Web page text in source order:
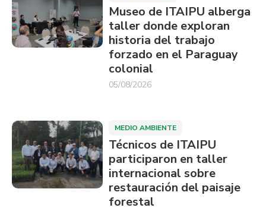
Museo de ITAIPU alberga
taller donde exploran
historia del trabajo
forzado en el Paraguay
colonial
05/08/2026
MEDIO AMBIENTE
Técnicos de ITAIPU
participaron en taller
internacional sobre
restauración del paisaje
forestal